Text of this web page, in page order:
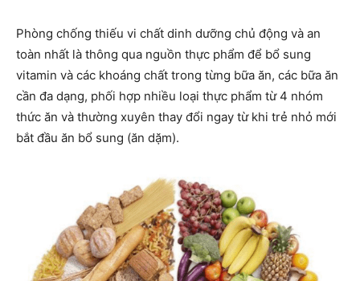
Phòng chống thiếu vi chất dinh dưỡng chủ động và an
toàn nhất là thông qua nguồn thực phẩm để bổ sung
vitamin và các khoáng chất trong từng bữa ăn, các bữa ăn
cần đa dạng, phối hợp nhiều loại thực phẩm từ 4 nhóm
thức ăn và thường xuyên thay đổi ngay từ khi trẻ nhỏ mới
bắt đầu ăn bổ sung (ăn dặm).